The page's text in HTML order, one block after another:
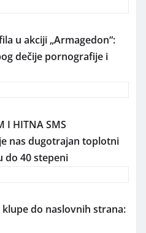
u akciji „Armagedon“:
dečije pornografije i
I HITNA SMS
nas dugotrajan toplotni
do 40 stepeni
klupe do naslovnih strana: